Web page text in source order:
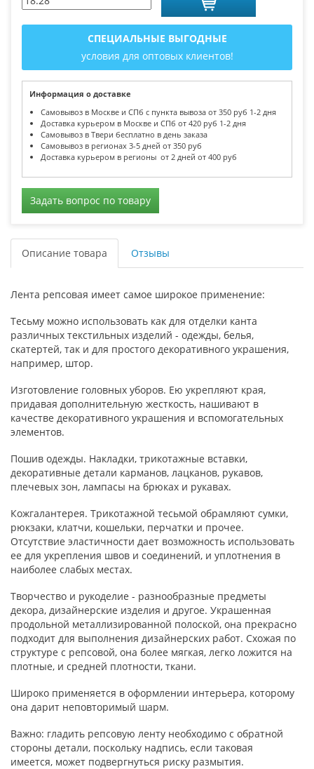
СПЕЦИАЛЬНЫЕ ВЫГОДНЫЕ
условия для оптовых клиентов!
Информация о доставке
Самовывоз в Москве и СПб с пункта вывоза от 350 руб 1-2 дня
Доставка курьером в Москве и СПб от 420 руб 1-2 дня
Самовывоз в Твери бесплатно в день заказа
Самовывоз в регионах 3-5 дней от 350 руб
Доставка курьером в регионы от 2 дней от 400 руб
Задать вопрос по товару
Описание товара Отзывы
Лента репсовая имеет самое широкое применение:
Тесьму можно использовать как для отделки канта
различных текстильных изделий - одежды, белья,
скатертей, так и для простого декоративного украшения,
например, штор.
Изготовление головных уборов. Ею укрепляют края,
придавая дополнительную жесткость, нашивают в
качестве декоративного украшения и вспомогательных
элементов.
Пошив одежды. Накладки, трикотажные вставки,
декоративные детали карманов, лацканов, рукавов,
плечевых зон, лампасы на брюках и рукавах.
Кожгалантерея. Трикотажной тесьмой обрамляют сумки,
рюкзаки, клатчи, кошельки, перчатки и прочее.
Отсутствие эластичности дает возможность использовать
ее для укрепления швов и соединений, и уплотнения в
наиболее слабых местах.
Творчество и рукоделие - разнообразные предметы
декора, дизайнерские изделия и другое. Украшенная
продольной металлизированной полоской, она прекрасно
подходит для выполнения дизайнерских работ. Схожая по
структуре с репсовой, она более мягкая, легко ложится на
плотные, и средней плотности, ткани.
Широко применяется в оформлении интерьера, которому
она дарит неповторимый шарм.
Важно: гладить репсовую ленту необходимо с обратной
стороны детали, поскольку надпись, если таковая
имеется, может подвергнуться риску размытия.